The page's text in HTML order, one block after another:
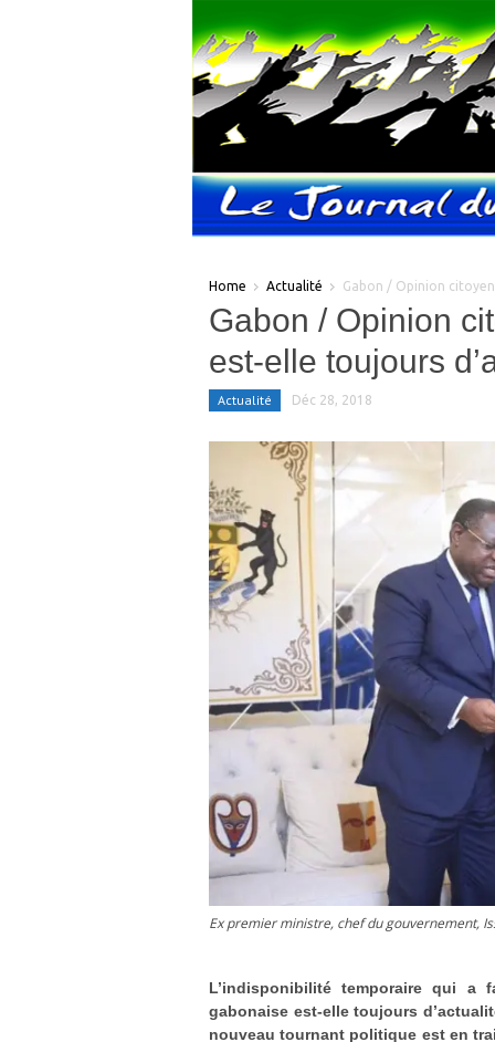
Home Actualité Gabon / Opinion
Gabon / Opinion
est-elle toujours
Actualité Déc 28, 2018
Ex premier ministre, chef du gouvernement,
L’indisponibilité temporaire qui a
gabonaise est-elle toujours
nouveau tournant politique est en